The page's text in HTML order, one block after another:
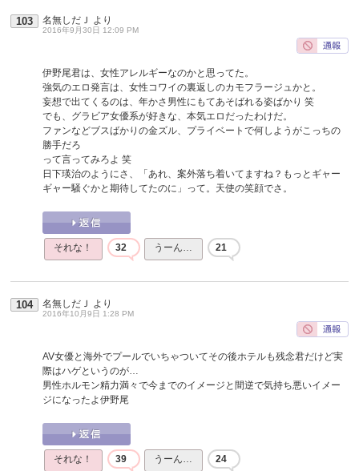
103 名無しだＪ より
2016年9月30日 12:09 PM
伊野尾君は、女性アレルギーなのかと思ってた。
強気のエロ発言は、女性コワイの裏返しのカモフラージュかと。
妄想で出てくるのは、年かさ男性にもてあそばれる姿ばかり 笑
でも、グラビア女優系が好きな、本気エロだったわけだ。
ファンなどブスばかりの金ズル、プライベートで何しようがこっちの
勝手だろ
って言ってみろよ 笑
日下瑛治のようにさ、「あれ、案外落ち着いてますね？もっとギャー
ギャー騒ぐかと期待してたのに」って。天使の笑顔でさ。
それな！ 32 うーん… 21
104 名無しだＪ より
2016年10月9日 1:28 PM
AV女優と海外でプールでいちゃついてその後ホテルも残念君だけど実
際はハゲというのが…
男性ホルモン精力満々で今までのイメージと間逆で気持ち悪いイメー
ジになったよ伊野尾
それな！ 39 うーん… 24